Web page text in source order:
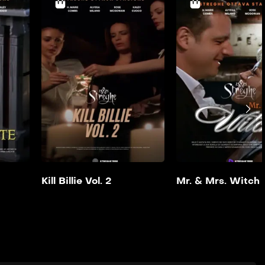
Imprigionate
2004 43min
Aggiungi alla mia
Kill Billie Vol. 2
Kill Billie Vol. 2
2006 38 min
Aggiungi alla
Mr. & Mrs. Witch